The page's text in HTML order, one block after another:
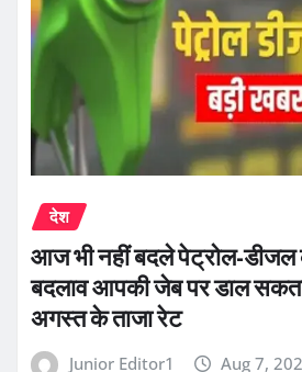
देश
आज भी नहीं बदले पेट्रोल-
बदलाव आपकी जेब पर डाल
अगस्त के ताजा रेट
Junior Editor1 Aug 7,